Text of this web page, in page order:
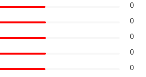
0
0
0
0
0